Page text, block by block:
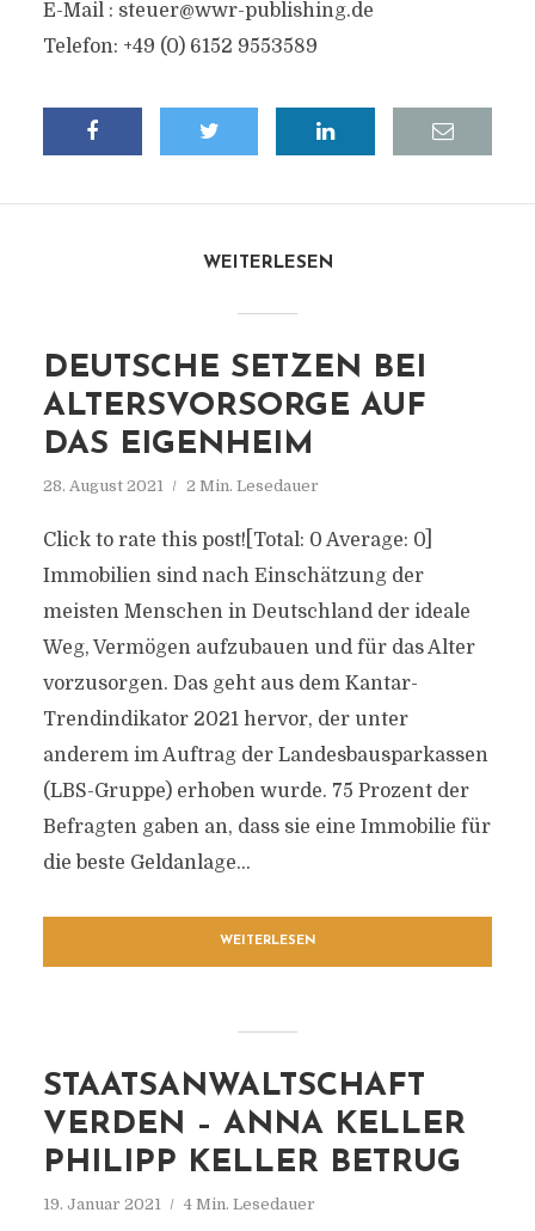
E-Mail : steuer@wwr-publishing.de
Telefon: +49 (0) 6152 9553589
WEITERLESEN
DEUTSCHE SETZEN BEI
ALTERSVORSORGE AUF
DAS EIGENHEIM
28. August 2021 2 Min. Lesedauer
Click to rate this post![Total: 0 Average: 0]
Immobilien sind nach Einschätzung der
meisten Menschen in Deutschland der ideale
Weg, Vermögen aufzubauen und für das Alter
vorzusorgen. Das geht aus dem Kantar-
Trendindikator 2021 hervor, der unter
anderem im Auftrag der Landesbausparkassen
(LBS-Gruppe) erhoben wurde. 75 Prozent der
Befragten gaben an, dass sie eine Immobilie für
die beste Geldanlage...
WEITERLESEN
STAATSANWALTSCHAFT
VERDEN – ANNA KELLER
PHILIPP KELLER BETRUG
19. Januar 2021 4 Min. Lesedauer